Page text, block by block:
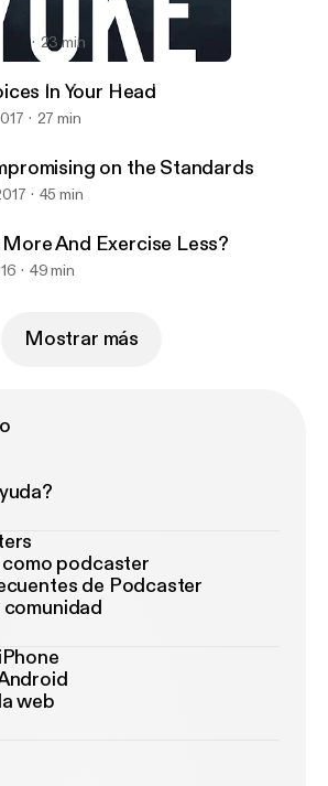
| Chopping Wood and Carrying Water
23 min
In Your Head
27 min
on the Standards
45 min
And Exercise Less?
49 min
Mostrar más
como podcaster
de Podcaster
web